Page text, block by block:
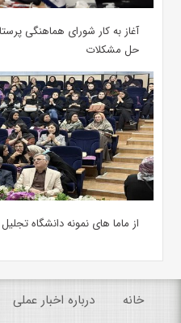
آغاز به کار شورای هماهنگی
حل مشکلات
از ماما های نمونه دانشگاه
خانه درباره اخبار عملی